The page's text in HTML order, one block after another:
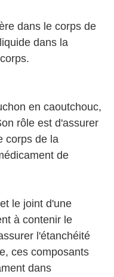
dans le corps de
dans la
en caoutchouc,
rôle est d'assurer
corps de la
de
le joint d'une
à contenir le
l'étanchéité
ces composants
dans